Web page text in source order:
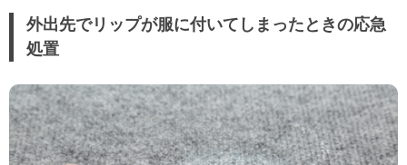
外出先でリップが服に付いてしまったときの応急
処置